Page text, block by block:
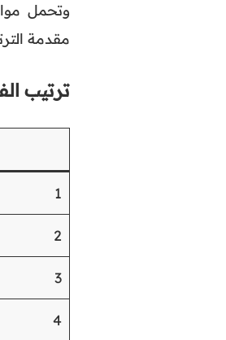
وتحمل
مقدمة
ترتيب الفرق
1
2
3
4